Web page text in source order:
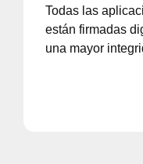
Todas las
están firmadas
una mayor